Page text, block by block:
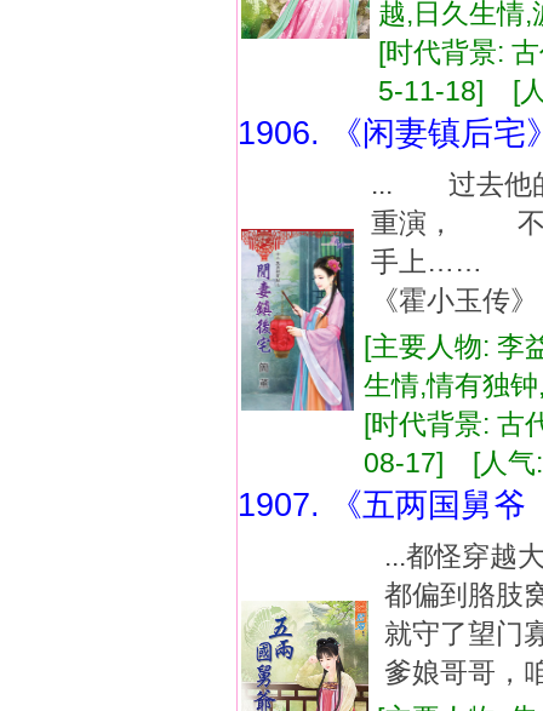
越,日久生
[时代背景:
5-11-18] [
1906. 《闲妻镇后宅
... 过去他的
重演， 不，
手上…… 他
《霍小玉
[主要人物:
生情,情有独
[时代背景:
08-17] [人
1907. 《五两国舅爷
...都怪穿越
都偏到胳肢
就守了望门
爹娘哥哥，